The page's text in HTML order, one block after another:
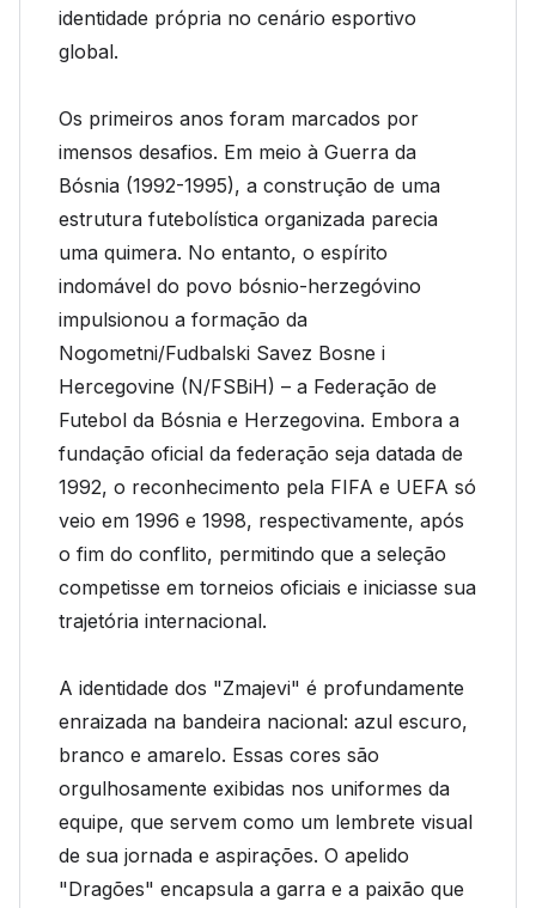
identidade própria no cenário esportivo
global.
Os primeiros anos foram marcados por
imensos desafios. Em meio à Guerra da
Bósnia (1992-1995), a construção de uma
estrutura futebolística organizada parecia
uma quimera. No entanto, o espírito
indomável do povo bósnio-herzegóvino
impulsionou a formação da
Nogometni/Fudbalski Savez Bosne i
Hercegovine (N/FSBiH) – a Federação de
Futebol da Bósnia e Herzegovina. Embora a
fundação oficial da federação seja datada de
1992, o reconhecimento pela FIFA e UEFA só
veio em 1996 e 1998, respectivamente, após
o fim do conflito, permitindo que a seleção
competisse em torneios oficiais e iniciasse sua
trajetória internacional.
A identidade dos "Zmajevi" é profundamente
enraizada na bandeira nacional: azul escuro,
branco e amarelo. Essas cores são
orgulhosamente exibidas nos uniformes da
equipe, que servem como um lembrete visual
de sua jornada e aspirações. O apelido
"Dragões" encapsula a garra e a paixão que